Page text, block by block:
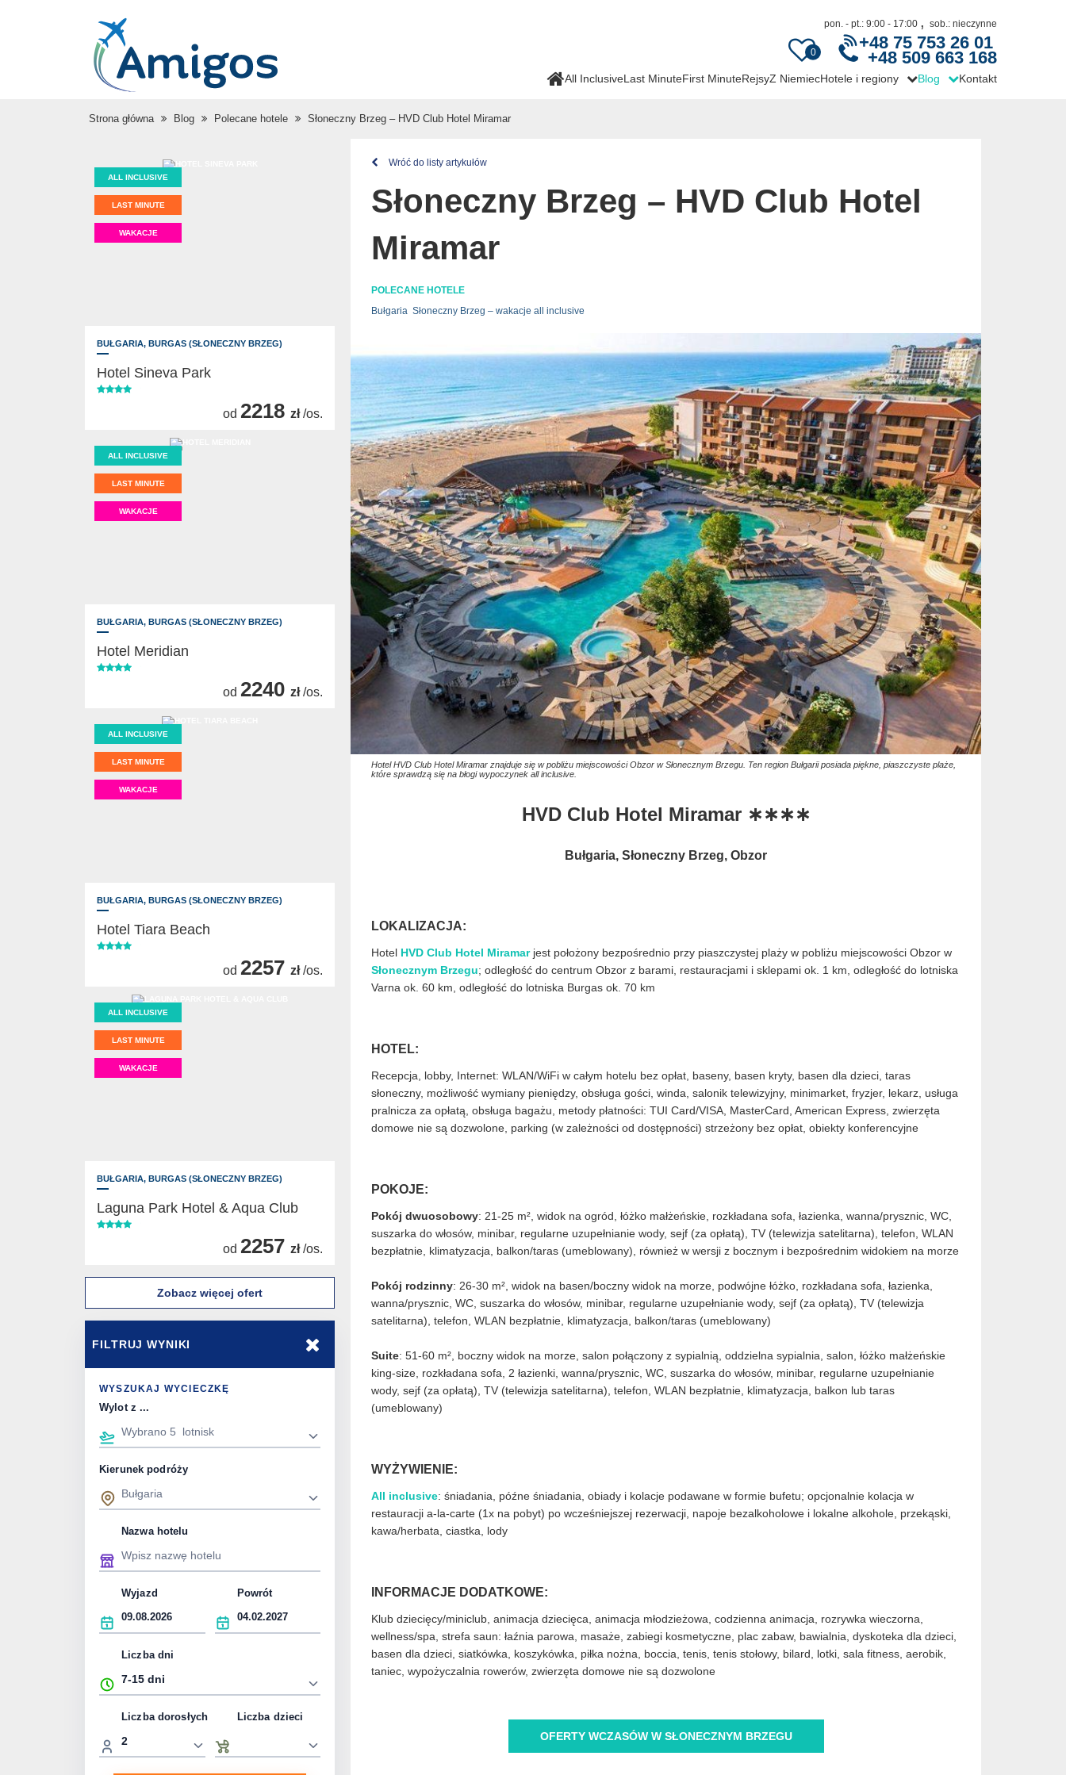
0
pon. - pt.: 9:00 - 17:00 , sob.: nieczynne
+48 75 753 26 01
+48 509 663 168
All InclusiveLast MinuteFirst MinuteRejsyZ NiemiecHotele i regiony Blog Kontakt
Strona główna Blog Polecane hotele Słoneczny Brzeg – HVD Club Hotel Miramar
Wróć do listy artykułów
Słoneczny Brzeg – HVD Club Hotel
Miramar
POLECANE HOTELE
Bułgaria Słoneczny Brzeg – wakacje all inclusive
Hotel HVD Club Hotel Miramar znajduje się w pobliżu miejscowości Obzor w Słonecznym Brzegu. Ten region Bułgarii posiada piękne, piaszczyste plaże,
które sprawdzą się na błogi wypoczynek all inclusive.
HVD Club Hotel Miramar ∗∗∗∗
Bułgaria, Słoneczny Brzeg, Obzor
LOKALIZACJA:
Hotel HVD Club Hotel Miramarjest położony bezpośrednio przy piaszczystej plaży w pobliżu miejscowości Obzor w
Słonecznym Brzegu; odległość do centrum Obzor z barami, restauracjami i sklepami ok. 1 km, odległość do lotniska
Varna ok. 60 km, odległość do lotniska Burgas ok. 70 km
HOTEL:
Recepcja, lobby, Internet: WLAN/WiFi w całym hotelu bez opłat, baseny, basen kryty, basen dla dzieci, taras
słoneczny, możliwość wymiany pieniędzy, obsługa gości, winda, salonik telewizyjny, minimarket, fryzjer, lekarz, usługa
pralnicza za opłatą, obsługa bagażu, metody płatności: TUI Card/VISA, MasterCard, American Express, zwierzęta
domowe nie są dozwolone, parking (w zależności od dostępności) strzeżony bez opłat, obiekty konferencyjne
POKOJE:
Pokój dwuosobowy: 21-25 m², widok na ogród, łóżko małżeńskie, rozkładana sofa, łazienka, wanna/prysznic, WC,
suszarka do włosów, minibar, regularne uzupełnianie wody, sejf (za opłatą), TV (telewizja satelitarna), telefon, WLAN
bezpłatnie, klimatyzacja, balkon/taras (umeblowany), również w wersji z bocznym i bezpośrednim widokiem na morze
Pokój rodzinny: 26-30 m², widok na basen/boczny widok na morze, podwójne łóżko, rozkładana sofa, łazienka,
wanna/prysznic, WC, suszarka do włosów, minibar, regularne uzupełnianie wody, sejf (za opłatą), TV (telewizja
satelitarna), telefon, WLAN bezpłatnie, klimatyzacja, balkon/taras (umeblowany)
Suite: 51-60 m², boczny widok na morze, salon połączony z sypialnią, oddzielna sypialnia, salon, łóżko małżeńskie
king-size, rozkładana sofa, 2 łazienki, wanna/prysznic, WC, suszarka do włosów, minibar, regularne uzupełnianie
wody, sejf (za opłatą), TV (telewizja satelitarna), telefon, WLAN bezpłatnie, klimatyzacja, balkon lub taras
(umeblowany)
WYŻYWIENIE:
All inclusive: śniadania, późne śniadania, obiady i kolacje podawane w formie bufetu; opcjonalnie kolacja w
restauracji a-la-carte (1x na pobyt) po wcześniejszej rezerwacji, napoje bezalkoholowe i lokalne alkohole, przekąski,
kawa/herbata, ciastka, lody
INFORMACJE DODATKOWE:
Klub dziecięcy/miniclub, animacja dziecięca, animacja młodzieżowa, codzienna animacja, rozrywka wieczorna,
wellness/spa, strefa saun: łaźnia parowa, masaże, zabiegi kosmetyczne, plac zabaw, bawialnia, dyskoteka dla dzieci,
basen dla dzieci, siatkówka, koszykówka, piłka nożna, boccia, tenis, tenis stołowy, bilard, lotki, sala fitness, aerobik,
taniec, wypożyczalnia rowerów, zwierzęta domowe nie są dozwolone
OFERTY WCZASÓW W SŁONECZNYM BRZEGU
FILTRUJ WYNIKI
WYSZUKAJ WYCIECZKĘ
Wylot z ...
Kierunek podróży
Nazwa hotelu
Wyjazd Powrót
Liczba dni
Liczba dorosłych Liczba dzieci
ALL INCLUSIVE
LAST MINUTE
WAKACJE
BUŁGARIA, BURGAS (SŁONECZNY BRZEG)
Hotel Sineva Park
od 2218 zł /os.
ALL INCLUSIVE
LAST MINUTE
WAKACJE
BUŁGARIA, BURGAS (SŁONECZNY BRZEG)
Hotel Meridian
od 2240 zł /os.
ALL INCLUSIVE
LAST MINUTE
WAKACJE
BUŁGARIA, BURGAS (SŁONECZNY BRZEG)
Hotel Tiara Beach
od 2257 zł /os.
ALL INCLUSIVE
LAST MINUTE
WAKACJE
BUŁGARIA, BURGAS (SŁONECZNY BRZEG)
Laguna Park Hotel & Aqua Club
od 2257 zł /os.
Zobacz więcej ofert